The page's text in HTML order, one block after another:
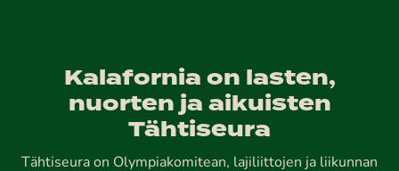
Kalafornia on lasten,
nuorten ja aikuisten
Tähtiseura
Tähtiseura on Olympiakomitean, lajiliittojen ja liikunnan